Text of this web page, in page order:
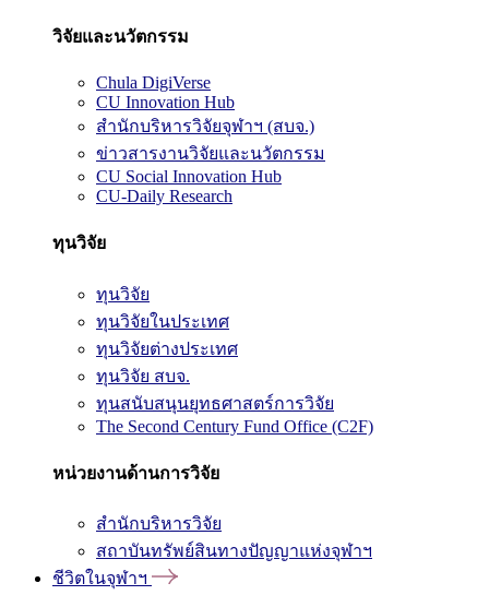
วิจัยและนวัตกรรม
Chula DigiVerse
CU Innovation Hub
สำนักบริหารวิจัยจุฬาฯ (สบจ.)
ข่าวสารงานวิจัยและนวัตกรรม
CU Social Innovation Hub
CU-Daily Research
ทุนวิจัย
ทุนวิจัย
ทุนวิจัยในประเทศ
ทุนวิจัยต่างประเทศ
ทุนวิจัย สบจ.
ทุนสนับสนุนยุทธศาสตร์การวิจัย
The Second Century Fund Office (C2F)
หน่วยงานด้านการวิจัย
สำนักบริหารวิจัย
สถาบันทรัพย์สินทางปัญญาแห่งจุฬาฯ
ชีวิตในจุฬาฯ